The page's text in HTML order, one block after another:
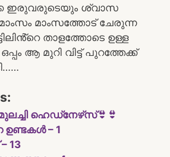
ഇരുവരുടെയും ശ്വാസ
മാംസത്തോട് ചേരുന്ന
താളത്തോടെ ഉള്ള
ആ മുറി വിട്ട് പുറത്തേക്ക്
ഹെഡ്‌നേഴ്‌സ്👙👙
ഉണ്ടകൾ – 1
13